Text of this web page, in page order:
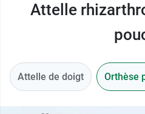
Attelle
Attelle de doigt Orthèse